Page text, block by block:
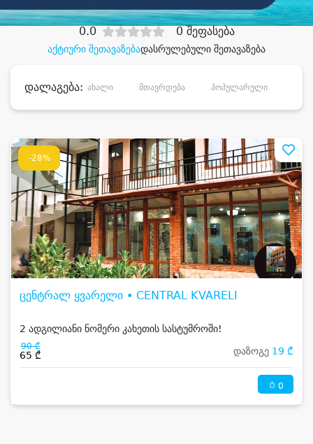
აქტიური შეთავაზებადასრულებული შეთავაზება
0.0 0 შეფასება
დალაგება: ახალი მთავრდება პოპულარული
-28%
ცენტრალ ყვარელი • CENTRAL KVARELI
2 ადგილიანი ნომერი კახეთის სასტუმროში!
90 ₾
65 ₾ დაზოგე 19 ₾
0